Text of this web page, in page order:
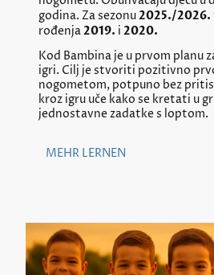
godina. Za sezonu2025./2026.
rođenja2019. i 2020.
Kod Bambina je u prvom planu
igri. Cilj je stvoriti pozitivno
nogometom, potpuno bez
kroz igru uče kako se kretati u
jednostavne zadatke s loptom.
MEHR LERNEN